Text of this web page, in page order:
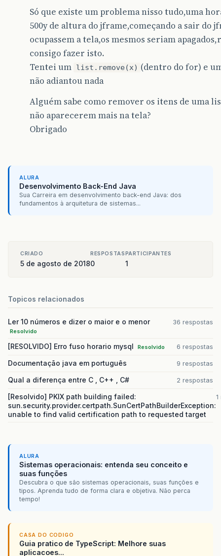
Só que existe um problema nisso tudo,uma
500y de altura do jframe,começando a sair do
ocupassem a tela,os mesmos seriam
consigo fazer isto.
Tentei um list.remove(x) (dentro do for) e
não adiantou nada
Alguém sabe como remover os itens de uma
não aparecerem mais na tela?
Obrigado
ALURA
Desenvolvimento Back-End Java
Sua Carreira em desenvolvimento back-end Java: dos
fundamentos à arquitetura de sistemas...
CRIADO
5 de agosto de 2018
RESPOSTAS
0
PARTICIPANTES
1
Topicos relacionados
Ler 10 números e dizer o maior e o menor
Resolvido
36 respostas
[RESOLVIDO] Erro fuso horario mysql Resolvido 6 respostas
Documentação java em português 9 respostas
Qual a diferença entre C , C++ , C# 2 respostas
[Resolvido] PKIX path building failed:
sun.security.provider.certpath.SunCertPathBuilderException:
unable to find valid certification path to requested target
ALURA
Sistemas operacionais: entenda seu conceito e
suas funções
Descubra o que são sistemas operacionais, suas funções e
tipos. Aprenda tudo de forma clara e objetiva. Não perca
tempo!
CASA DO CODIGO
Guia pratico de TypeScript: Melhore suas
aplicacoes...